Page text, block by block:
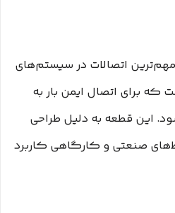
اتصالات در سیستم‌های
که برای اتصال ایمن بار به
این قطعه به دلیل طراحی
صنعتی و کارگاهی کاربرد